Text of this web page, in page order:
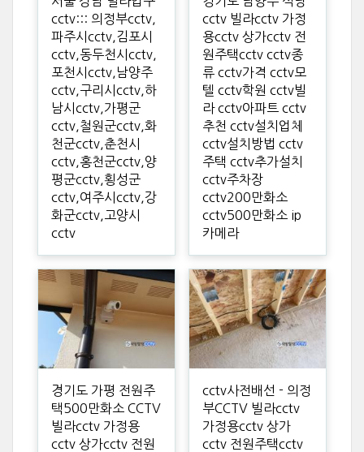
cctv::: 의정부cctv,
파주시cctv,김포시
cctv,동두천시cctv,
포천시cctv,남양주
cctv,구리시cctv,하
남시cctv,가평군
cctv,철원군cctv,화
천군cctv,춘천시
cctv,홍천군cctv,양
평군cctv,횡성군
cctv,여주시cctv,강
화군cctv,고양시
cctv
cctv 빌라cctv 가정
용cctv 상가cctv 전
원주택cctv cctv종
류 cctv가격 cctv모
텔 cctv학원 cctv빌
라 cctv아파트 cctv
추천 cctv설치업체
cctv설치방법 cctv
주택 cctv추가설치
cctv주차장
cctv200만화소
cctv500만화소 ip
카메라
경기도 가평 전원주
택500만화소 CCTV
빌라cctv 가정용
cctv 상가cctv 전원
cctv사전배선 - 의정
부CCTV 빌라cctv
가정용cctv 상가
cctv 전원주택cctv